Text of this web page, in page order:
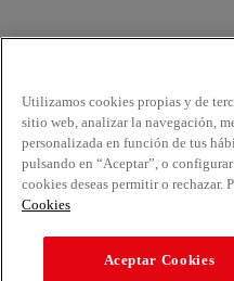
Utilizamos cookies propias y de
sitio web, analizar la navegación,
personalizada en función de tus
pulsando en “Aceptar”, o
cookies deseas permitir o rechazar.
Cookies
Aceptar Cookies